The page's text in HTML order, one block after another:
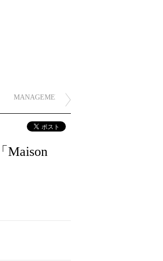
MANAGEMENT
Maison